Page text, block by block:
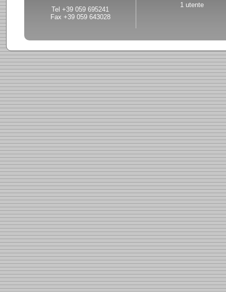
1 utente
Tel +39 059 695241
Fax +39 059 643028